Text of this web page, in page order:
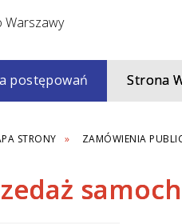
postępowań Strona
STRONY ZAMÓWIENIA